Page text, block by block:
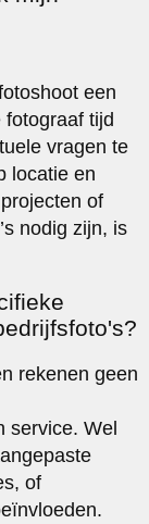
een
fotograaf tijd
vragen te
locatie en
of
nodig zijn, is
rekenen geen
service. Wel
of